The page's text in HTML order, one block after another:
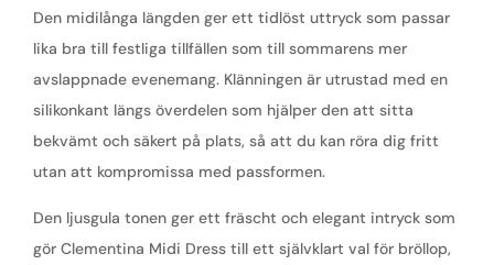
Den midilånga längden ger ett tidlöst uttryck som passar
lika bra till festliga tillfällen som till sommarens mer
avslappnade evenemang. Klänningen är utrustad med en
silikonkant längs överdelen som hjälper den att sitta
bekvämt och säkert på plats, så att du kan röra dig fritt
utan att kompromissa med passformen.
Den ljusgula tonen ger ett fräscht och elegant intryck som
gör Clementina Midi Dress till ett självklart val för bröllop,